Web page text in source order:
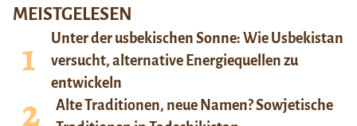
MEISTGELESEN
Unter der usbekischen Sonne: Wie Usbekistan
versucht, alternative Energiequellen zu
entwickeln
Alte Traditionen, neue Namen? Sowjetische